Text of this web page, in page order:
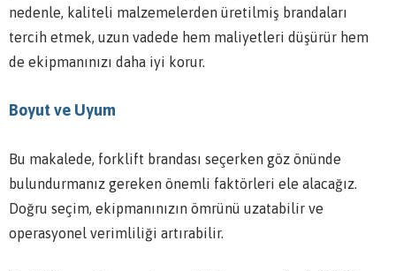
nedenle, kaliteli malzemelerden üretilmiş brandaları
tercih etmek, uzun vadede hem maliyetleri düşürür hem
de ekipmanınızı daha iyi korur.
Boyut ve Uyum
Bu makalede, forklift brandası seçerken göz önünde
bulundurmanız gereken önemli faktörleri ele alacağız.
Doğru seçim, ekipmanınızın ömrünü uzatabilir ve
operasyonel verimliliği artırabilir.